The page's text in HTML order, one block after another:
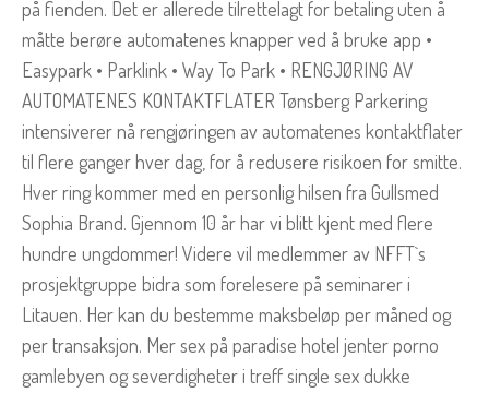
på fienden. Det er allerede tilrettelagt for betaling uten å
måtte berøre automatenes knapper ved å bruke app •
Easypark • Parklink • Way To Park • RENGJØRING AV
AUTOMATENES KONTAKTFLATER Tønsberg Parkering
intensiverer nå rengjøringen av automatenes kontaktflater
til flere ganger hver dag, for å redusere risikoen for smitte.
Hver ring kommer med en personlig hilsen fra Gullsmed
Sophia Brand. Gjennom 10 år har vi blitt kjent med flere
hundre ungdommer! Videre vil medlemmer av NFFT`s
prosjektgruppe bidra som forelesere på seminarer i
Litauen. Her kan du bestemme maksbeløp per måned og
per transaksjon. Mer sex på paradise hotel jenter porno
gamlebyen og severdigheter i treff single sex dukke